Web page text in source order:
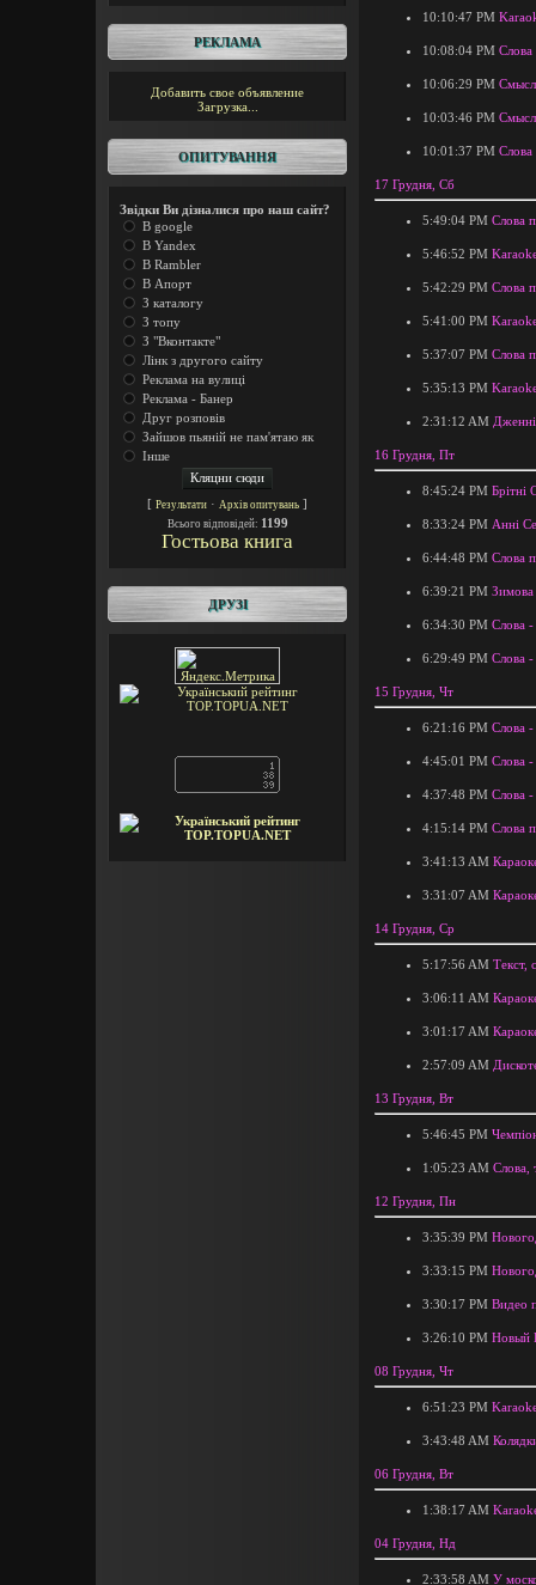
РЕКЛАМА
Добавить свое объявление
Загрузка...
ОПИТУВАННЯ
Звідки Ви дізналися про наш сайт?
В google
В Yandex
В Rambler
В Апорт
З каталогу
З топу
З "Вконтакте"
Лінк з другого сайту
Реклама на вулиці
Реклама - Банер
Друг розповів
Зайшов пьяній не пам'ятаю як
Інше
[ Результати · Архів опитувань ]
Всього відповідей: 1199
Гостьова книга
ДРУЗІ
10:10:47 PM
10:08:04 PM
10:06:29 PM
10:03:46 PM
10:01:37 PM Слова
17 Грудня, Сб
5:49:04 PM Слова
5:46:52 PM
5:42:29 PM Слова
5:41:00 PM
5:37:07 PM Слова
5:35:13 PM
2:31:12 AM
16 Грудня, Пт
8:45:24 PM Брітні
8:33:24 PM Анні
6:44:48 PM Слова
6:39:21 PM Зимова
6:34:30 PM Слова -
6:29:49 PM Слова
15 Грудня, Чт
6:21:16 PM Слова
4:45:01 PM Слова -
4:37:48 PM Слова -
4:15:14 PM Слова
3:41:13 AM
3:31:07 AM
14 Грудня, Ср
5:17:56 AM Текст,
3:06:11 AM
3:01:17 AM
2:57:09 AM
13 Грудня, Вт
5:46:45 PM
1:05:23 AM Слова,
12 Грудня, Пн
3:35:39 PM
3:33:15 PM
3:30:17 PM Видео
3:26:10 PM Новый
08 Грудня, Чт
6:51:23 PM
3:43:48 AM
06 Грудня, Вт
1:38:17 AM
04 Грудня, Нд
2:33:58 AM У